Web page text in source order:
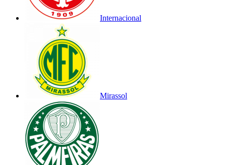
Internacional
Mirassol